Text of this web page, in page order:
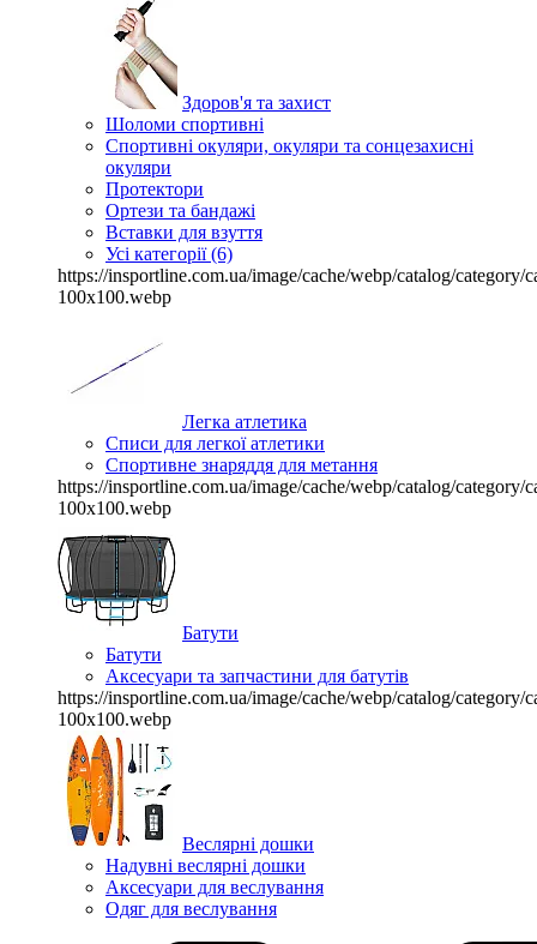
Здоров'я та захист
Шоломи спортивні
Спортивні окуляри, окуляри та сонцезахисні
окуляри
Протектори
Ортези та бандажі
Вставки для взуття
Усі категорії (6)
https://insportline.com.ua/image/cache/webp/catalog/category/
100x100.webp
Легка атлетика
Списи для легкої атлетики
Спортивне знаряддя для метання
https://insportline.com.ua/image/cache/webp/catalog/category/
100x100.webp
Батути
Батути
Аксесуари та запчастини для батутів
https://insportline.com.ua/image/cache/webp/catalog/category/
100x100.webp
Веслярні дошки
Надувні веслярні дошки
Аксесуари для веслування
Одяг для веслування